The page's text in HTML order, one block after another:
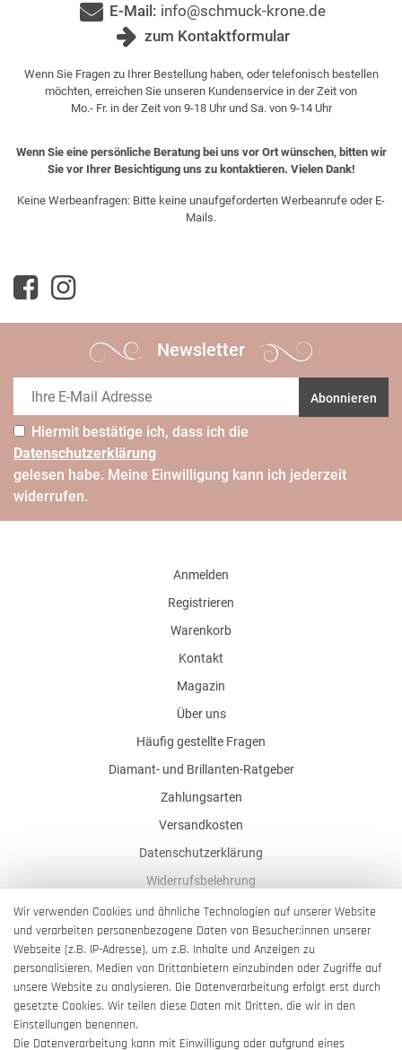
E-Mail: info@schmuck-krone.de
zum Kontaktformular
Wenn Sie Fragen zu Ihrer Bestellung haben, oder telefonisch bestellen
möchten, erreichen Sie unseren Kundenservice in der Zeit von
Mo.- Fr. in der Zeit von 9-18 Uhr und Sa. von 9-14 Uhr
Wenn Sie eine persönliche Beratung bei uns vor Ort wünschen, bitten wir
Sie vor Ihrer Besichtigung uns zu kontaktieren. Vielen Dank!
Keine Werbeanfragen: Bitte keine unaufgeforderten Werbeanrufe oder E-
Mails.
Newsletter
Abonnieren
Hiermit bestätige ich, dass ich die
Daten­schutz­erklärung
gelesen habe. Meine Einwilligung kann ich jederzeit
widerrufen.
Anmelden
Registrieren
Warenkorb
Kontakt
Magazin
Über uns
Häufig gestellte Fragen
Diamant- und Brillanten-Ratgeber
Zahlungsarten
Versandkosten
Datenschutzerklärung
Widerrufsbelehrung
AGB
Impressum
Barrierefreiheitserklärung
Wir verwenden Cookies und ähnliche Technologien auf unserer Website
und verarbeiten personenbezogene Daten von Besucher:innen unserer
Webseite (z.B. IP-Adresse), um z.B. Inhalte und Anzeigen zu
personalisieren, Medien von Drittanbietern einzubinden oder Zugriffe auf
unsere Website zu analysieren. Die Datenverarbeitung erfolgt erst durch
gesetzte Cookies. Wir teilen diese Daten mit Dritten, die wir in den
Einstellungen benennen.
Die Datenverarbeitung kann mit Einwilligung oder aufgrund eines